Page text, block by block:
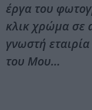
έργα του
κλικ χρώμα σε
γνωστή
του Μου…